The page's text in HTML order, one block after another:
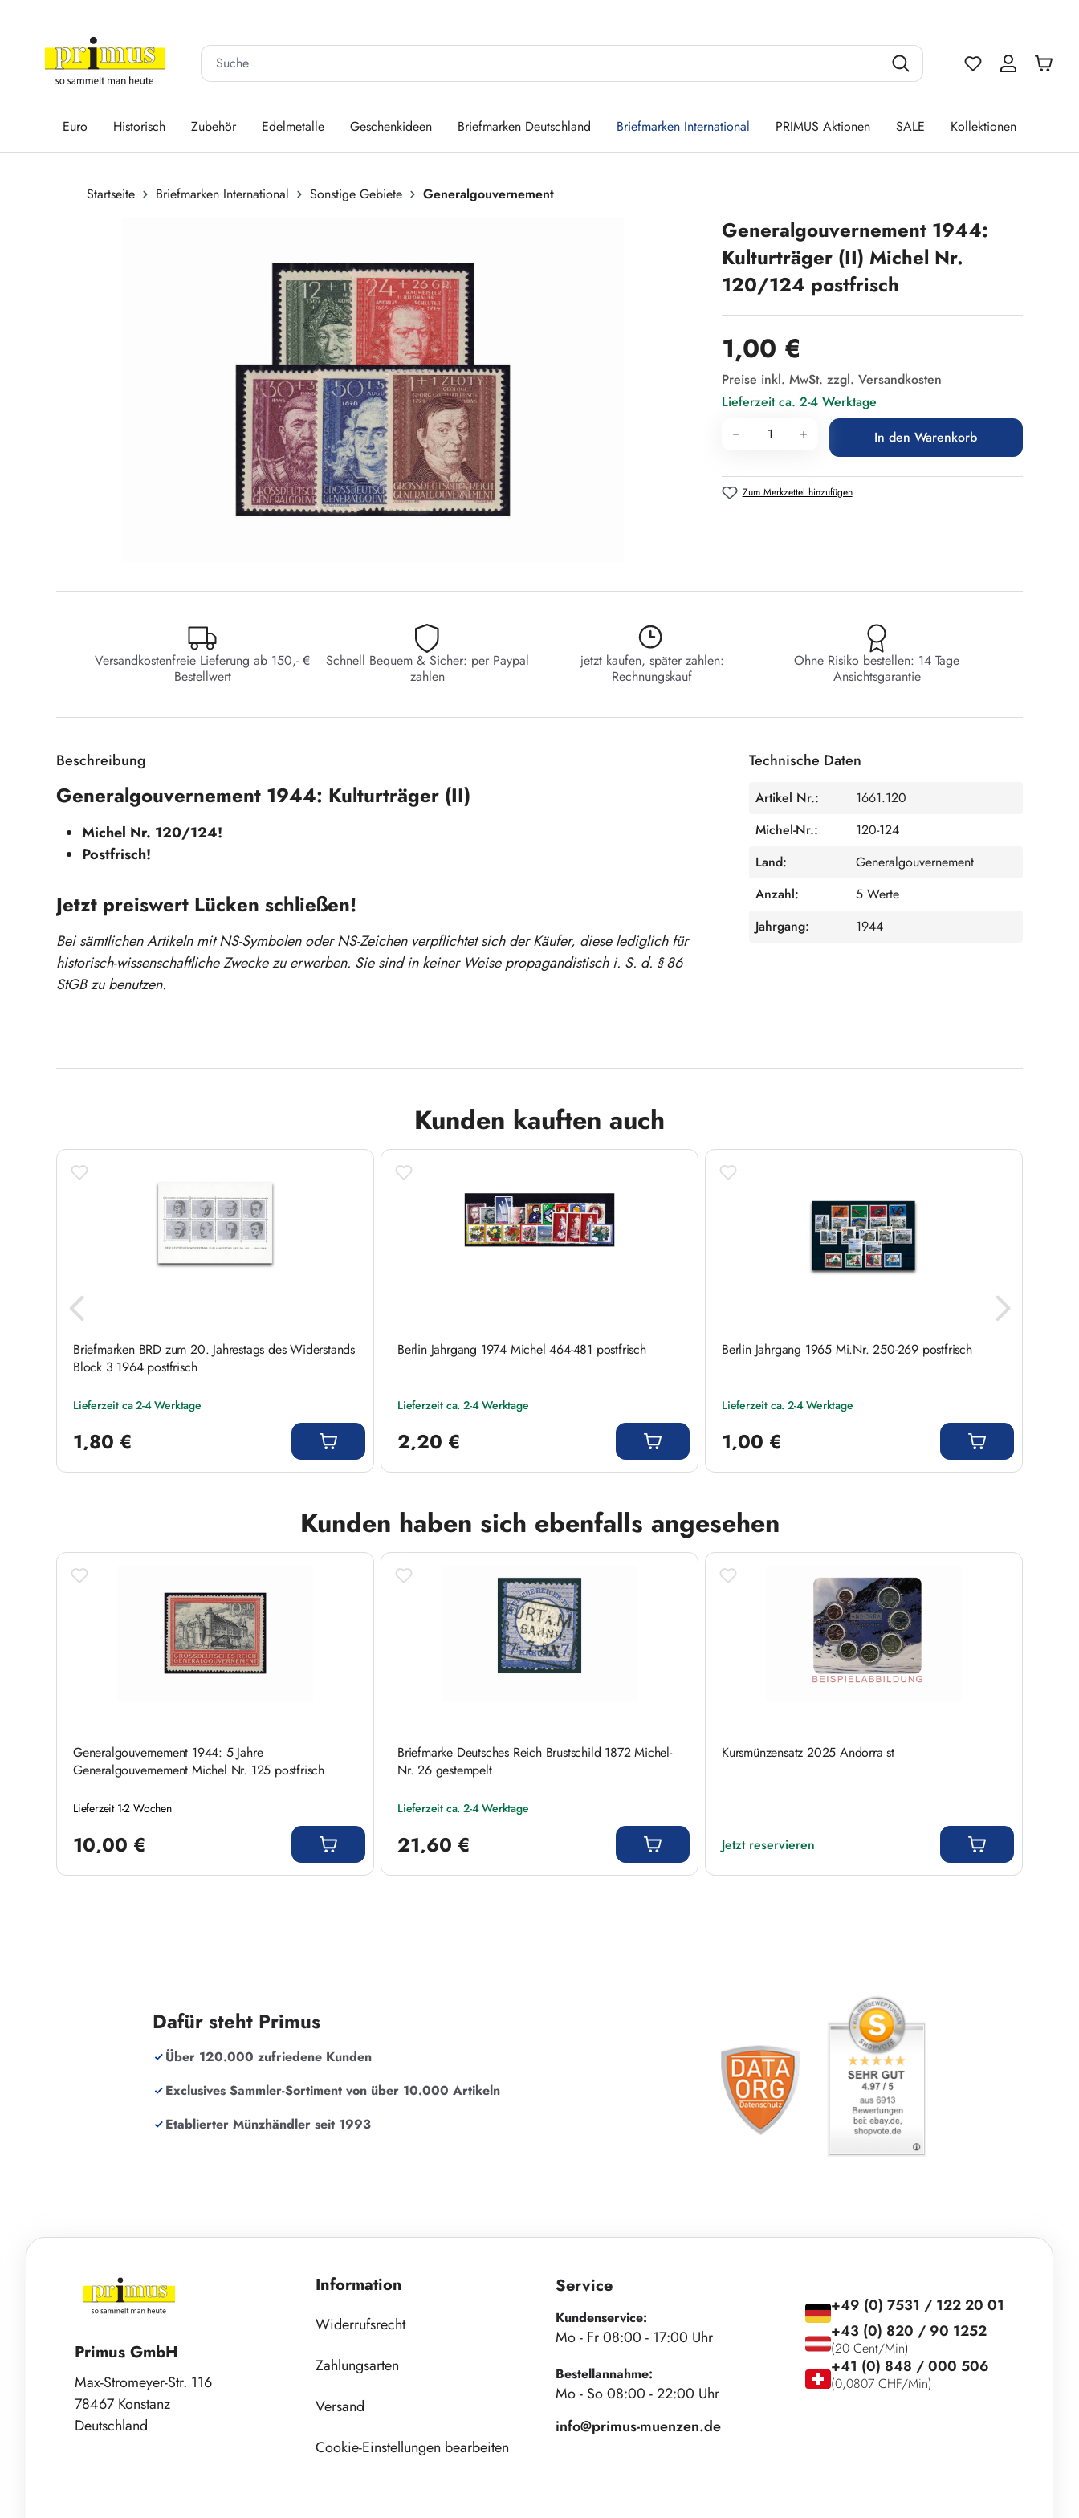
Du hast 0
Euro Historisch Zubehör Edelmetalle Geschenkideen Briefmarken Deutschland Briefmarken International PRIMUS Aktionen SALE Kollektionen
Startseite Briefmarken International Sonstige Gebiete
Generalgouvernement
Generalgouvernement 1944:
Kulturträger (II) Michel Nr.
120/124 postfrisch
Regulärer Preis:
1,00 €
Preise inkl. MwSt. zzgl. Versandkosten
Lieferzeit ca. 2-4 Werktage
Produkt Anzahl: Gib den gewünschten
In den Warenkorb
Zum Merkzettel hinzufügen
Versandkostenfreie Lieferung ab 150,- €
Bestellwert
Schnell Bequem & Sicher: per Paypal
zahlen
jetzt kaufen, später zahlen:
Rechnungskauf
Ohne Risiko bestellen: 14 Tage
Ansichtsgarantie
Beschreibung
Generalgouvernement 1944: Kulturträger (II)
Michel Nr. 120/124!
Postfrisch!
Jetzt preiswert Lücken schließen!
Bei sämtlichen Artikeln mit NS-Symbolen oder NS-Zeichen verpflichtet sich der Käufer, diese lediglich für
historisch-wissenschaftliche Zwecke zu erwerben. Sie sind in keiner Weise propagandistisch i. S. d. § 86
StGB zu benutzen.
Technische Daten
Artikel Nr.:
1661.120
Michel-Nr.:
120-124
Land:
Generalgouvernement
Anzahl:
5 Werte
Jahrgang:
1944
Kunden kauften auch
Briefmarken BRD zum 20. Jahrestags des Widerstands
Block 3 1964 postfrisch
Lieferzeit ca 2-4 Werktage
1,80 €
Berlin Jahrgang 1974 Michel 464-481 postfrisch
Lieferzeit ca. 2-4 Werktage
2,20 €
Berlin Jahrgang 1965 Mi.Nr. 250-269 postfrisch
Lieferzeit ca. 2-4 Werktage
1,00 €
Kunden haben sich ebenfalls angesehen
Generalgouvernement 1944: 5 Jahre
Generalgouvernement Michel Nr. 125 postfrisch
Lieferzeit 1-2 Wochen
10,00 €
Briefmarke Deutsches Reich Brustschild 1872 Michel-
Nr. 26 gestempelt
Lieferzeit ca. 2-4 Werktage
21,60 €
Kursmünzensatz 2025 Andorra st
Jetzt reservieren
Dafür steht Primus
Über 120.000 zufriedene Kunden
Exclusives Sammler-Sortiment von über 10.000 Artikeln
Etablierter Münzhändler seit 1993
Primus GmbH
Max-Stromeyer-Str. 116
78467 Konstanz
Deutschland
Information
Widerrufsrecht
Zahlungsarten
Versand
Cookie-Einstellungen bearbeiten
Service
Kundenservice:
Mo - Fr 08:00 - 17:00 Uhr
Bestellannahme:
Mo - So 08:00 - 22:00 Uhr
info@primus-muenzen.de
+49 (0) 7531 / 122 20 01
+43 (0) 820 / 90 1252
(20 Cent/Min)
+41 (0) 848 / 000 506
(0,0807 CHF/Min)